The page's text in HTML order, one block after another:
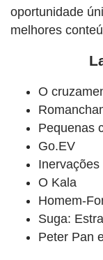
oportunidade
melhores
O
Pequenas
Go.EV
Inervações
O Kala
Homem-
Suga:
Peter Pan